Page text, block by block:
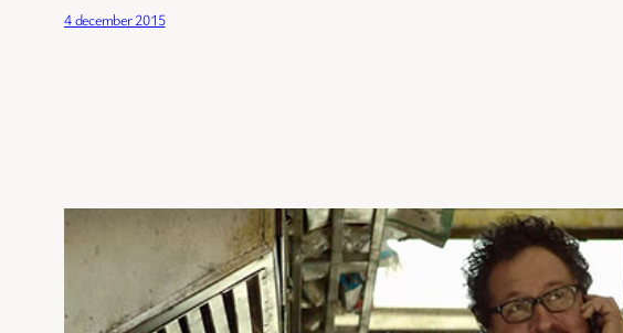
4 december 2015